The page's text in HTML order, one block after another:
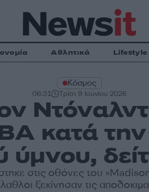
Αθλητικά Lifestyle
Κόσμος
06:31 Τρίτη 9 Ιουνίου 2026
κατά
ύμνου,
στις οθόνες του
ξεκίνησαν τις